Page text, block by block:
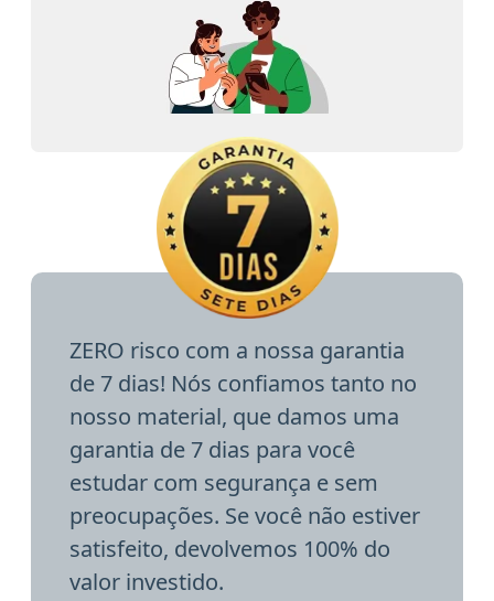
ZERO risco com a nossa garantia
de 7 dias! Nós confiamos tanto no
nosso material, que damos uma
garantia de 7 dias para você
estudar com segurança e sem
preocupações. Se você não estiver
satisfeito, devolvemos 100% do
valor investido.